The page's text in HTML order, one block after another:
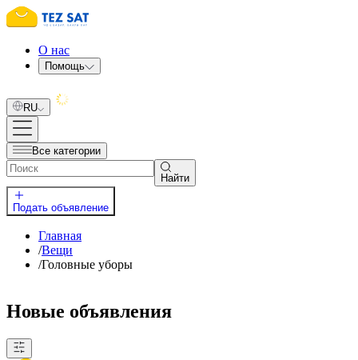
О нас
Помощь
RU
Все категории
Найти
Подать объявление
Главная
/Вещи
/Головные уборы
Новые объявления